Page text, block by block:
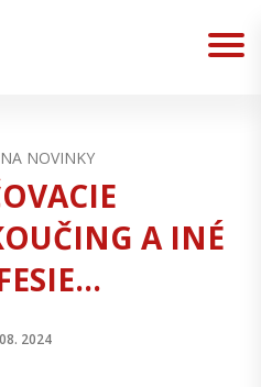
NOVINKY
A INÉ
2024